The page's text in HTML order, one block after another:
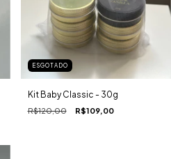
ESGOTADO
Kit Baby Classic - 30g
R$120,00 R$109,00